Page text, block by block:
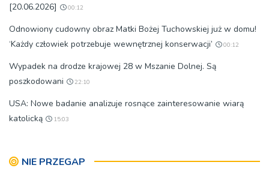
[20.06.2026]
00:12
Odnowiony cudowny obraz Matki Bożej Tuchowskiej już w domu!
‘Każdy człowiek potrzebuje wewnętrznej konserwacji’
00:12
Wypadek na drodze krajowej 28 w Mszanie Dolnej. Są
poszkodowani
22:10
USA: Nowe badanie analizuje rosnące zainteresowanie wiarą
katolicką
15:03
NIE PRZEGAP